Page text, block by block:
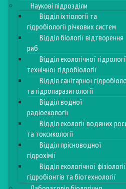
Наукові підрозділи
Відділ іхтіології та
гідробіології річкових систем
Відділ біології відтворення
риб
Відділ екологічної
технічної гідробіології
Відділ санітарної
та гідропаразитології
Відділ водної
радіоекології
Відділ екології водяних
та токсикології
Відділ прісноводної
гідрохімії
Відділ екологічної фізіології
гідробіонтів та біотехнології